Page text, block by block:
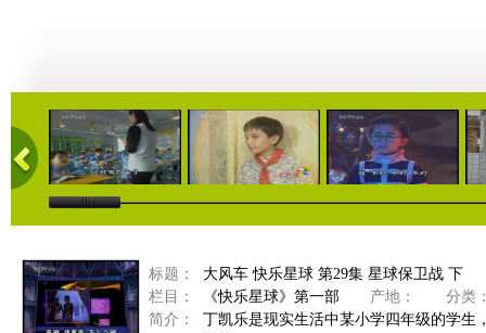
21:35 21:44 20:47
标题：
大风车 快乐星球 第29集 星球保卫战 下
栏目：
《快乐星球》第一部 产地：
分类
简介：
丁凯乐是现实生活中某小学四年级的学生